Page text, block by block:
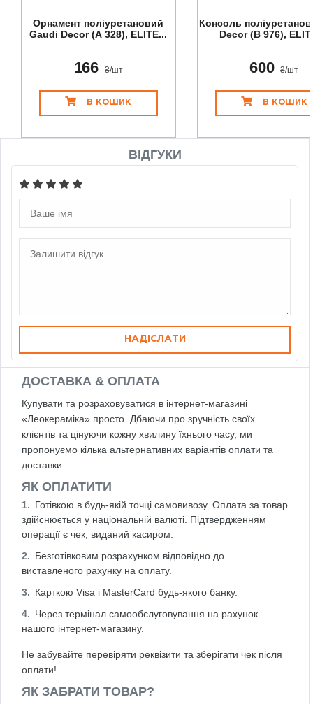
Орнамент поліуретановий
Gaudi Decor (A 328), ELITE...
166 ₴/шт
В КОШИК
Консоль
Decor (B 976),
600 ₴/шт
В КОШИК
ВІДГУКИ
НАДІСЛАТИ
ДОСТАВКА & ОПЛАТА
Купувати та розраховуватися в інтернет-магазині
«Леокераміка» просто. Дбаючи про зручність своїх
клієнтів та цінуючи кожну хвилину їхнього часу, ми
пропонуємо кілька альтернативних варіантів оплати та
доставки.
ЯК ОПЛАТИТИ
Готівкою в будь-якій точці самовивозу. Оплата за товар
здійснюється у національній валюті. Підтвердженням
операції є чек, виданий касиром.
Безготівковим розрахунком відповідно до
виставленого рахунку на оплату.
Карткою Visa і MasterCard будь-якого банку.
Через термінал самообслуговування на рахунок
нашого інтернет-магазину.
Не забувайте перевіряти реквізити та зберігати чек після
оплати!
ЯК ЗАБРАТИ ТОВАР?